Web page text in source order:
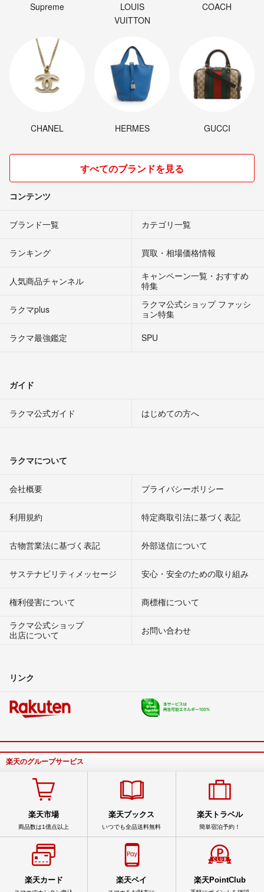
Supreme
LOUIS
VUITTON
COACH
CHANEL HERMES GUCCI
すべてのブランドを見る
コンテンツ
ブランド一覧 カテゴリ一覧
ランキング 買取・相場価格情報
人気商品チャンネル
キャンペーン一覧・おすすめ
特集
ラクマplus
ラクマ公式ショップ ファッシ
ョン特集
ラクマ最強鑑定
SPU
ガイド
ラクマ公式ガイド はじめての方へ
ラクマについて
会社概要 プライバシーポリシー
利用規約 特定商取引法に基づく表記
古物営業法に基づく表記 外部送信について
サステナビリティメッセージ 安心・安全のための取り組み
権利侵害について
商標権について
ラクマ公式ショップ
出店について
お問い合わせ
リンク
楽天のグループサービス
楽天市場
商品数は1億点以上
楽天ブックス
いつでも全品送料無料
楽天トラベル
簡単宿泊予約！
楽天カード 楽天ペイ 楽天PointClub